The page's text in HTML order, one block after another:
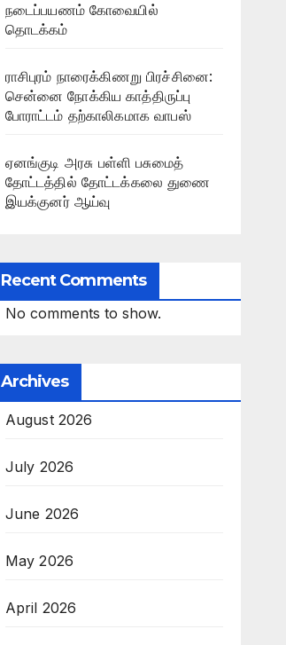
நடைப்பயணம் கோவையில்
தொடக்கம்
ராசிபுரம் நாரைக்கிணறு பிரச்சினை:
சென்னை நோக்கிய காத்திருப்பு
போராட்டம் தற்காலிகமாக வாபஸ்
ஏனங்குடி அரசு பள்ளி பசுமைத்
தோட்டத்தில் தோட்டக்கலை துணை
இயக்குனர் ஆய்வு
Recent Comments
No comments to show.
Archives
August 2026
July 2026
June 2026
May 2026
April 2026